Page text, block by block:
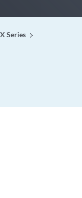
Series